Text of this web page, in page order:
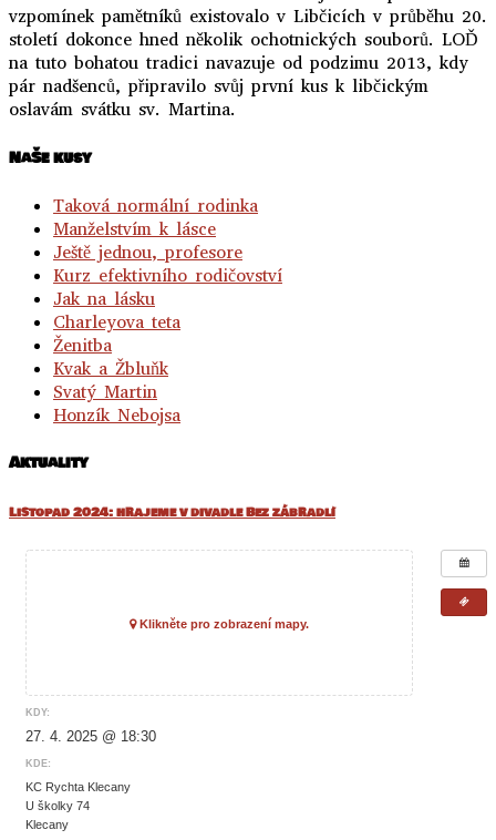
vzpomínek pamětníků existovalo v Libčicích v průběhu 20.
století dokonce hned několik ochotnických souborů. LOĎ
na tuto bohatou tradici navazuje od podzimu 2013, kdy
pár nadšenců, připravilo svůj první kus k libčickým
oslavám svátku sv. Martina.
NaŠe kusy
Taková normální rodinka
Manželstvím k lásce
Ještě jednou, profesore
Kurz efektivního rodičovství
Jak na lásku
Charleyova teta
Ženitba
Kvak a Žbluňk
Svatý Martin
Honzík Nebojsa
Aktuality
Listopad 2024: hrajeme v divadle Bez zábradlí
Klikněte pro zobrazení mapy.
KDY:
27. 4. 2025 @ 18:30
KDE:
KC Rychta Klecany
U školky 74
Klecany